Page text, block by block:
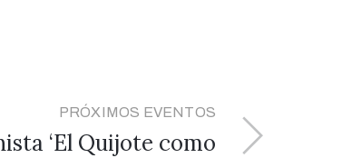
PRÓXIMOS EVENTOS
‘El Quijote como